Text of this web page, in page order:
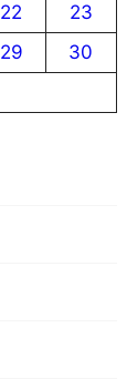
22
23
29
30